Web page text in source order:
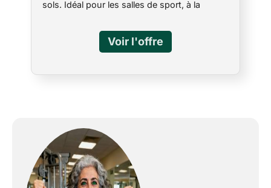
sols. Idéal pour les salles de sport, à la
Entraînement complet du corps : combine le
cardio et la musculation pour un
entraînement efficace et complet du corps
entraînements de circonférence et crossfit –
Utilisation pour les exercices tels que les
swings, les soulevés de terre, les squats, les
levées et les éraflures. Disponible de 5 à 20
kg, achetez une variété pour garder les